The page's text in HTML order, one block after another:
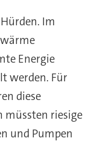
Im
Energie
werden. Für
diese
müssten riesige
und Pumpen